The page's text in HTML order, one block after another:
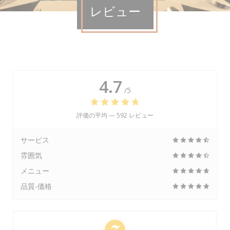
レビュー
4.7 /5
評価の平均 —592 レビュー
サービス
雰囲気
メニュー
品質-価格